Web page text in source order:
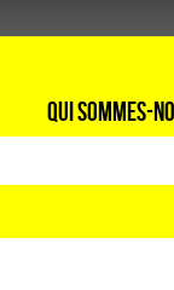
Qui sommes-